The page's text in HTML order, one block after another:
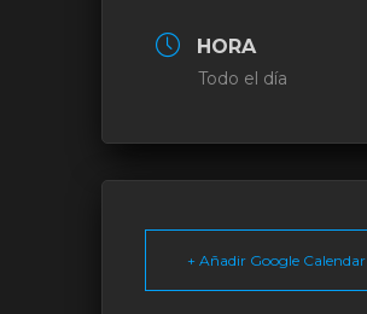
HORA
Todo el día
+ Añadir Google Calendar